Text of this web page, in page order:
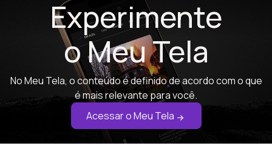
Experimente
o Meu Tela
No Meu Tela, o conteúdo é definido de acordo com o que
é mais relevante para você.
Acessar o Meu Tela